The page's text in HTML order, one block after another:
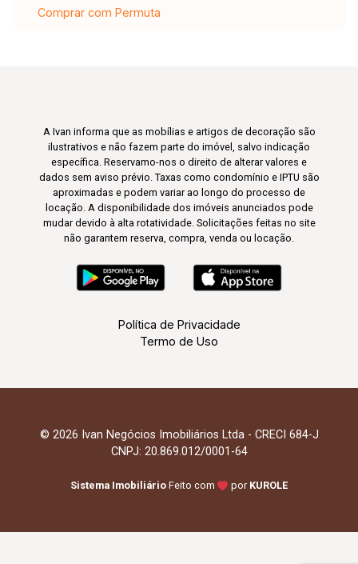
Comprar com Permuta
A Ivan informa que as mobílias e artigos de decoração são
ilustrativos e não fazem parte do imóvel, salvo indicação
específica. Reservamo-nos o direito de alterar valores e
dados sem aviso prévio. Taxas como condomínio e IPTU são
aproximadas e podem variar ao longo do processo de
locação. A disponibilidade dos imóveis anunciados pode
mudar devido à alta rotatividade. Solicitações feitas no site
não garantem reserva, compra, venda ou locação.
Política de Privacidade
Termo de Uso
© 2026 Ivan Negócios Imobiliários Ltda - CRECI 684-J
CNPJ: 20.869.012/0001-64
Sistema Imobiliário Feito com por KUROLE